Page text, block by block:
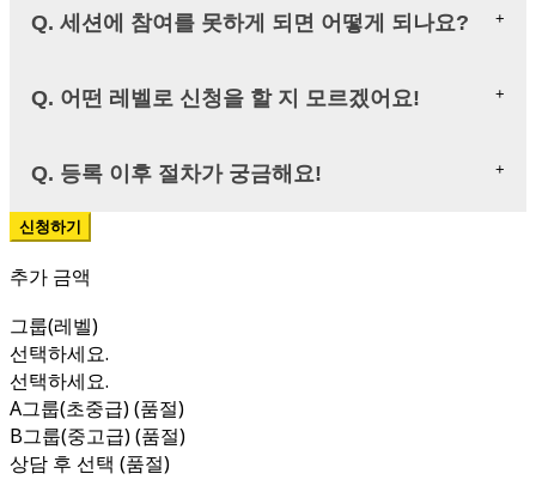
Q. 세션에 참여를 못하게 되면 어떻게 되나요?
Q. 어떤 레벨로 신청을 할 지 모르겠어요!
Q. 등록 이후 절차가 궁금해요!
추가 금액
그룹(레벨)
선택하세요.
선택하세요.
A그룹(초중급) (품절)
B그룹(중고급) (품절)
상담 후 선택 (품절)